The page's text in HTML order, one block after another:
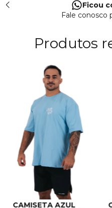
Ficou
Fale conosco
Produtos
CAMISETA AZUL